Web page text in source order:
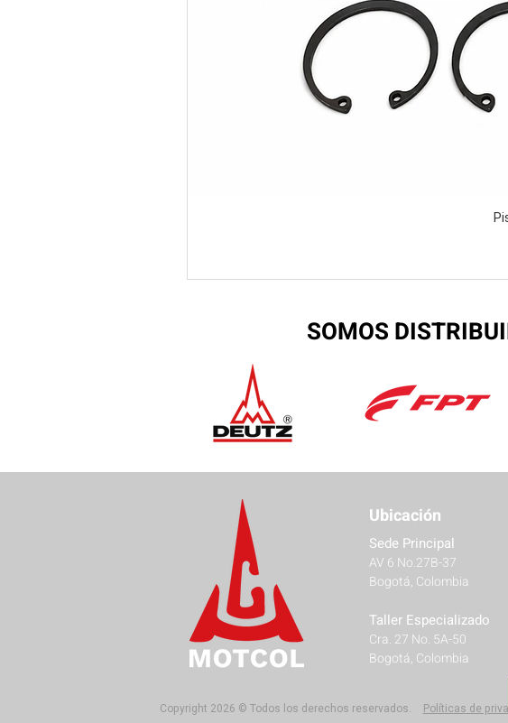
SOMOS
Ubicación
Sede Principal
AV 6 No.27B-37
Bogotá, Colombia
Taller Especializado
Cra. 27 No. 5A-50
Bogotá, Colombia
Políticas de
Copyright 2026 © Todos los derechos reservados.